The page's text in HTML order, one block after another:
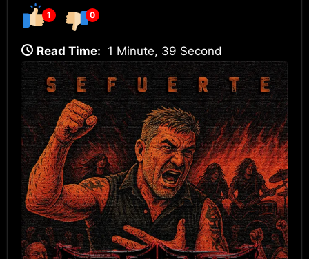
1 0
Read Time: 1 Minute, 39 Second